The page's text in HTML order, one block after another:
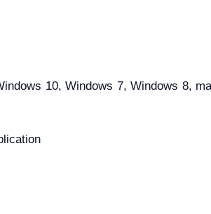
10, Windows 7, Windows 8,